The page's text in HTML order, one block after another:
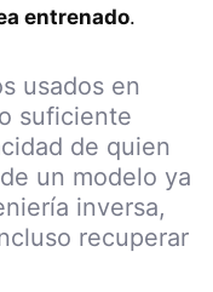
entrenado.
usados en
suficiente
de quien
un modelo ya
inversa,
recuperar